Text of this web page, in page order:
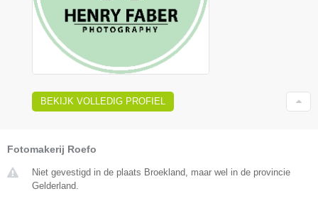
BEKIJK VOLLEDIG PROFIEL
Fotomakerij Roefo
Niet gevestigd in de plaats Broekland, maar wel in de provincie
Gelderland.